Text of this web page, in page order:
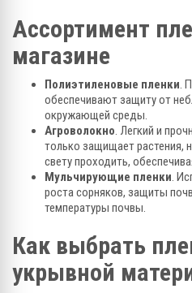
Ассортимент
магазине
Полиэтиленовые пленки.
обеспечивают защиту от
окружающей среды.
Агроволокно. Легкий и
только защищает растения,
свету проходить,
Мульчирующие пленки.
роста сорняков, защиты
температуры почвы.
Как выбрать
укрывной